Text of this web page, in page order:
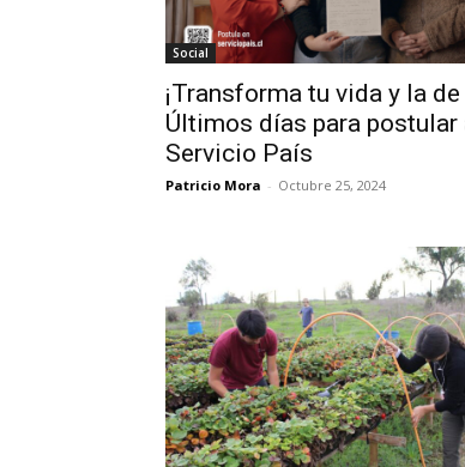
Social
¡Transforma tu vida y la
Últimos días para postular
Servicio País
Patricio Mora - Octubre 25, 2024